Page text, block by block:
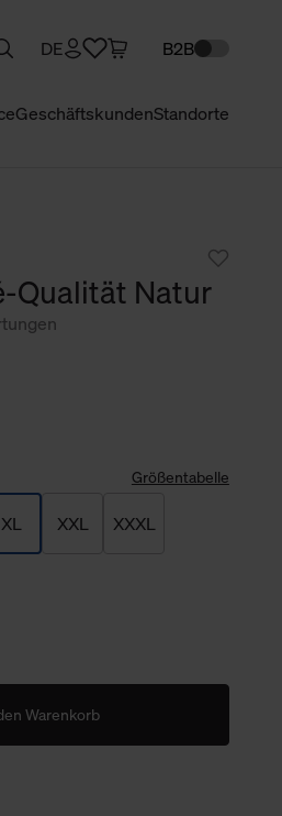
GeschäftskundenStandorte
DE B2B
Qualität Natur
Größentabelle
XL XXL XXXL
Warenkorb